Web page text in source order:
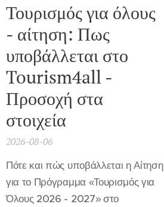
Τουρισμός για όλους
- αίτηση: Πως
υποβάλλεται στο
Tourism4all -
Προσοχή στα
στοιχεία
2026-08-06
Πότε και πώς υποβάλλεται η Αίτηση
για το Πρόγραμμα «Τουρισμός για
Όλους 2026 - 2027» στο